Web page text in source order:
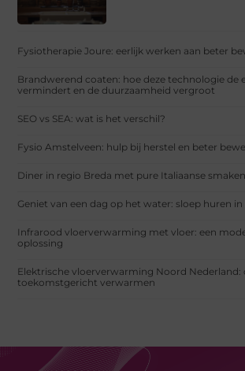
Fysiotherapie Joure: eerlijk werken aan beter
Brandwerend coaten: hoe deze technologie de
vermindert en de duurzaamheid vergroot
SEO vs SEA: wat is het verschil?
Fysio Amstelveen: hulp bij herstel en beter
Diner in regio Breda met pure Italiaanse smaken
Geniet van een dag op het water: sloep huren in
Infrarood vloerverwarming met vloer: een
oplossing
Elektrische vloerverwarming Noord Nederland:
toekomstgericht verwarmen